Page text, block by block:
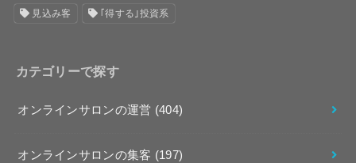
見込み客 ｢得する｣投資系
カテゴリーで探す
オンラインサロンの運営 (404)
オンラインサロンの集客 (197)